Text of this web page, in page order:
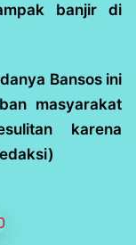
banjir di
Bansos ini
masyarakat
karena